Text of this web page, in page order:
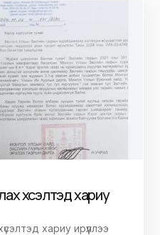
хүсэлтэд хариу
хариу ирүүллээ